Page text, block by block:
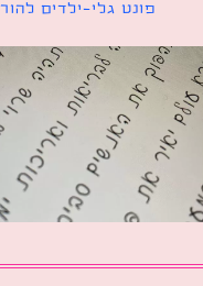
פונט גלי-ילדים להורדה